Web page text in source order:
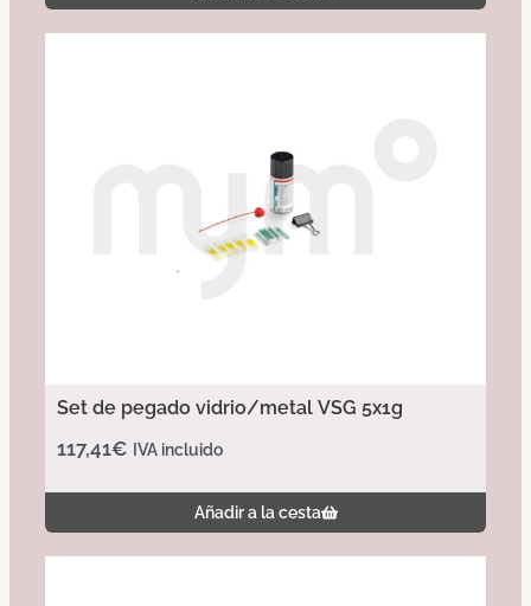
Set de pegado vidrio/metal VSG 5x1g
117,41€ IVA incluido
Añadir a la cesta